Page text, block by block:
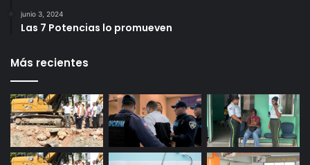
junio 3, 2024
Las 7 Potencias lo promueven
Más recientes